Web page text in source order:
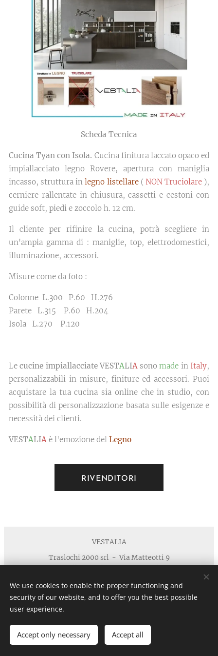
Scheda Tecnica
Cucina Tyan con Isola. Cucina finitura laccato opaco ed
impiallacciato legno Rovere, apertura con maniglia
incasso, struttura inlegno listellare ( NON Truciolare),
cerniere rallentate in chiusura, cassetti e cestoni con
guide soft, piedi e zoccolo h. 12 cm.
Il cliente per rifinire la cucina, potrà scegliere in
un'ampia gamma di : maniglie, top, elettrodomestici,
illuminazione, accessori.
Misure come da foto :
Colonne L.300 P.60 H.276
Parete L.315 P.60 H.204
Isola L.270 P.120
Lecucine impiallacciate VESTALIAsonomade in Italy,
personalizzabili in misure, finiture ed accessori. Puoi
acquistare la tua cucina sia online che in studio, con
possibilità di personalizzazione basata sulle esigenze e
necessità dei clienti.
VESTALIA è l'emozione del Legno
RIVENDITORI
VESTALIA
Traslochi 2000 srl - Via Matteotti 9
40055 Villanova di Castenaso - Bologna
info@vestaliamobili.com
P.I./C.F. 03135881203 - REA: BO-494768 - I.R.I. di Bologna
n. 03135881203 in data 05/07/2011- Cap.Soc. € 30.000,00 I.V.
Privacy
Cookies
Languages
We use cookies to enable the proper functioning and
security of our website, and to offer you the best possible
user experience.
Accept only necessary Accept all